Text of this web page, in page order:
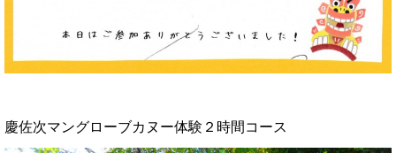
慶佐次マングローブカヌー体験２時間コース